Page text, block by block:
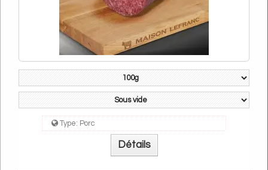
Type: Porc
Détails